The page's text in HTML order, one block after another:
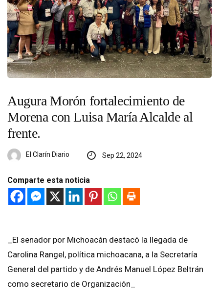
Augura Morón fortalecimiento de
Morena con Luisa María Alcalde al
frente.
El Clarín Diario Sep 22, 2024
Comparte esta noticia
_El senador por Michoacán destacó la llegada de
Carolina Rangel, política michoacana, a la Secretaría
General del partido y de Andrés Manuel López Beltrán
como secretario de Organización_